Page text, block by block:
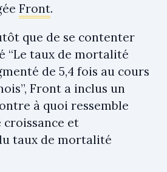
Front.
que de se contenter
“Le taux de mortalité
de 5,4 fois au cours
Front a inclus un
à quoi ressemble
et
taux de mortalité